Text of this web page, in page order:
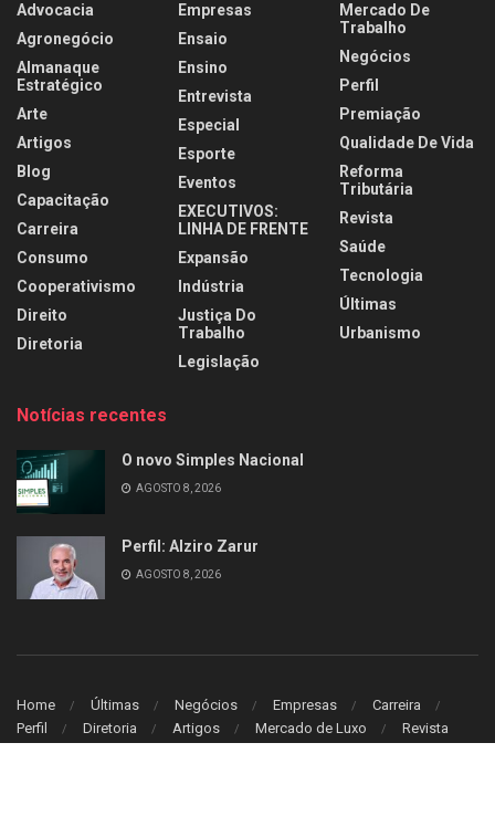
Advocacia
Agronegócio
Almanaque
Estratégico
Arte
Artigos
Blog
Capacitação
Carreira
Consumo
Cooperativismo
Direito
Diretoria
Empresas
Ensaio
Ensino
Entrevista
Especial
Esporte
Eventos
EXECUTIVOS:
LINHA DE FRENTE
Expansão
Indústria
Justiça Do
Trabalho
Legislação
Mercado De
Trabalho
Negócios
Perfil
Premiação
Qualidade De Vida
Reforma
Tributária
Revista
Saúde
Tecnologia
Últimas
Urbanismo
Notícias recentes
O novo Simples Nacional
AGOSTO 8, 2026
Perfil: Alziro Zarur
AGOSTO 8, 2026
Home Últimas Negócios Empresas
Carreira
Perfil
Diretoria Artigos Mercado de Luxo Revista